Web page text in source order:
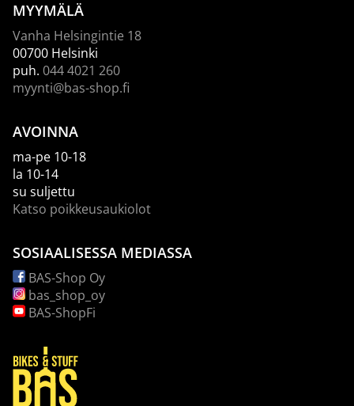
MYYMÄLÄ
Vanha Helsingintie 18
00700 Helsinki
puh. 044 4021 260
myynti@bas-shop.fi
AVOINNA
ma-pe 10-18
la 10-14
su suljettu
Katso poikkeusaukiolot
SOSIAALISESSA MEDIASSA
BAS-Shop Oy
bas_shop_oy
BAS-ShopFi